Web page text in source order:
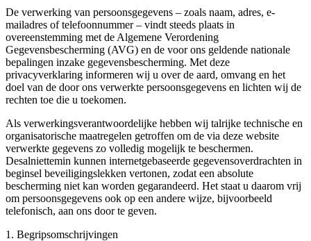
De verwerking van persoonsgegevens – zoals naam, adres, e-
mailadres of telefoonnummer – vindt steeds plaats in
overeenstemming met de Algemene Verordening
Gegevensbescherming (AVG) en de voor ons geldende nationale
bepalingen inzake gegevensbescherming. Met deze
privacyverklaring informeren wij u over de aard, omvang en het
doel van de door ons verwerkte persoonsgegevens en lichten wij de
rechten toe die u toekomen.
Als verwerkingsverantwoordelijke hebben wij talrijke technische en
organisatorische maatregelen getroffen om de via deze website
verwerkte gegevens zo volledig mogelijk te beschermen.
Desalniettemin kunnen internetgebaseerde gegevensoverdrachten in
beginsel beveiligingslekken vertonen, zodat een absolute
bescherming niet kan worden gegarandeerd. Het staat u daarom vrij
om persoonsgegevens ook op een andere wijze, bijvoorbeeld
telefonisch, aan ons door te geven.
1. Begripsomschrijvingen